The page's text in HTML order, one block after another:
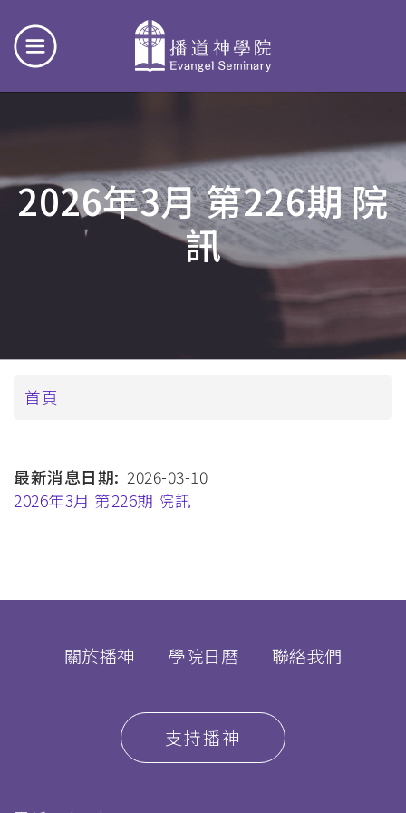
2026年3月 第226期 院
訊
導
連
結
首頁
最新消息日期
2026-03-10
2026年3月 第226期 院訊
關於播神 學院日曆 聯絡我們
支持播神